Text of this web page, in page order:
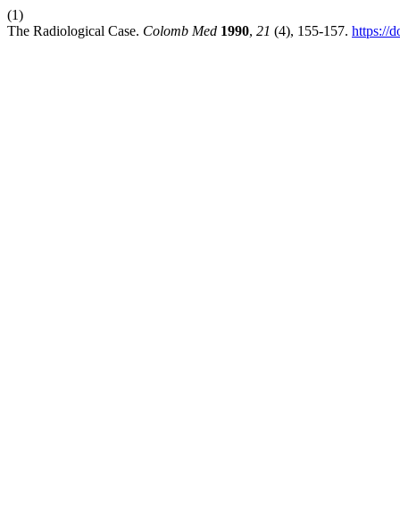
(1)
The Radiological Case. Colomb Med 1990, 21 (4), 155-157. https://